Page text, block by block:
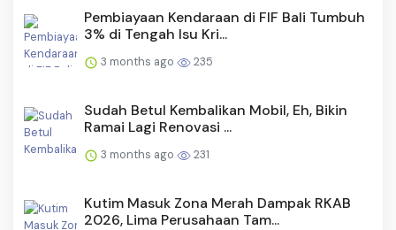
Pembiayaan Kendaraan di FIF Bali Tumbuh
3% di Tengah Isu Kri...
3 months ago 235
Sudah Betul Kembalikan Mobil, Eh, Bikin
Ramai Lagi Renovasi ...
3 months ago 231
Kutim Masuk Zona Merah Dampak RKAB
2026, Lima Perusahaan Tam...